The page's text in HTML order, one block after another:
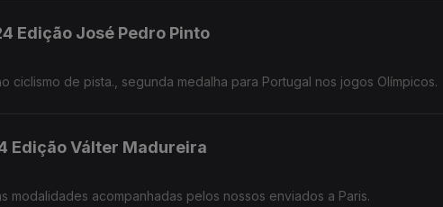
Edição José Pedro Pinto
ciclismo de pista., segunda medalha para Portugal nos jogos Olímpicos.
Edição Válter Madureira
modalidades acompanhadas pelos nossos enviados a Paris.